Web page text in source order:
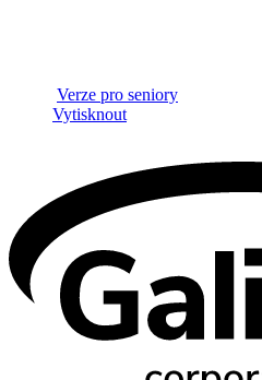
Verze pro seniory
Vytisknout